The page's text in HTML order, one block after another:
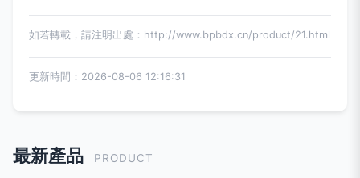
如若轉載，請注明出處：http://www.bpbdx.cn/product/21.html
更新時間：2026-08-06 12:16:31
最新產品 PRODUCT